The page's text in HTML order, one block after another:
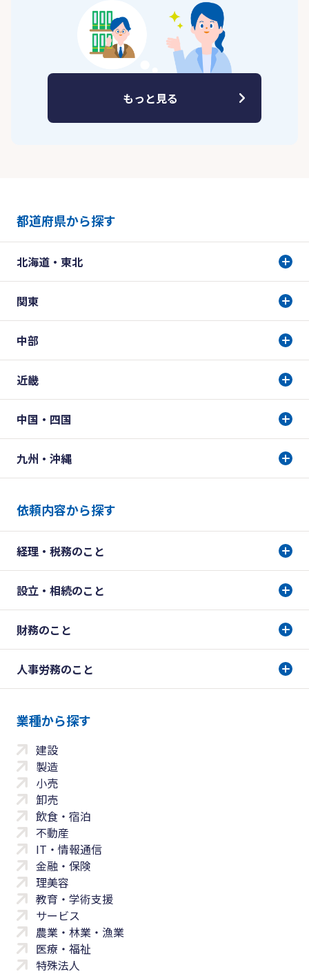
もっと見る
都道府県から探す
北海道・東北
関東
中部
近畿
中国・四国
九州・沖縄
依頼内容から探す
経理・税務のこと
設立・相続のこと
財務のこと
人事労務のこと
業種から探す
建設
製造
小売
卸売
飲食・宿泊
不動産
IT・情報通信
金融・保険
理美容
教育・学術支援
サービス
農業・林業・漁業
医療・福祉
特殊法人